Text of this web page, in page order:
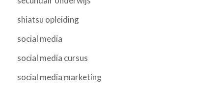
shiatsu opleiding
social media
social media cursus
social media marketing